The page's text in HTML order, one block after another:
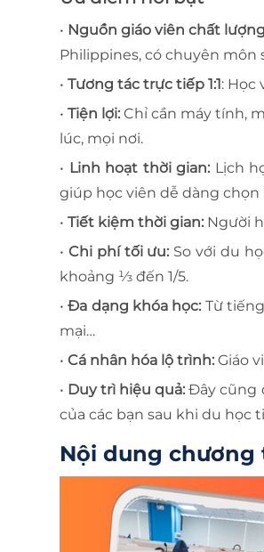
• Nguồn giáo viên chất
Philippines, có chuyên môn
•Tương tác trực tiếp 1:1: Học
•Tiện lợi: Chỉ cần máy tính,
lúc, mọi nơi.
• Linh hoạt thời gian: Lịch
giúp học viên dễ dàng
•Tiết kiệm thời gian: Người
• Chi phí tối ưu: So với du
khoảng ⅓ đến 1/5.
•Đa dạng khóa học: Từ
mại…
• Cá nhân hóa lộ trình:Giáo
• Duy trì hiệu quả:Đây cũng
của các bạn sau khi du học
Nội dung chương